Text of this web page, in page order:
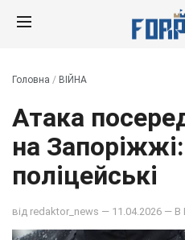
Головна / ВІЙНА
Атака
на
поліцейські
від redaktor_news — 11.04.2026 — В